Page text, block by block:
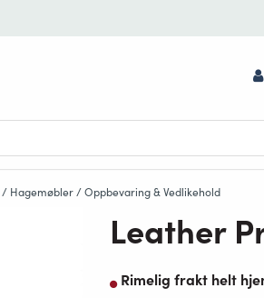
/ Hagemøbler /Oppbevaring & Vedlikehold
Leather
Rimelig frakt helt